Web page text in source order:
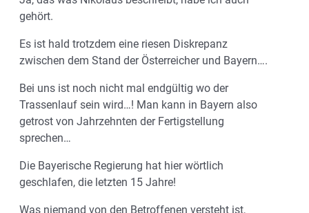
gehört.
Es ist hald trotzdem eine riesen Diskrepanz
zwischen dem Stand der Österreicher und Bayern….
Bei uns ist noch nicht mal endgültig wo der
Trassenlauf sein wird…! Man kann in Bayern also
getrost von Jahrzehnten der Fertigstellung
sprechen…
Die Bayerische Regierung hat hier wörtlich
geschlafen, die letzten 15 Jahre!
Was niemand von den Betroffenen versteht ist,